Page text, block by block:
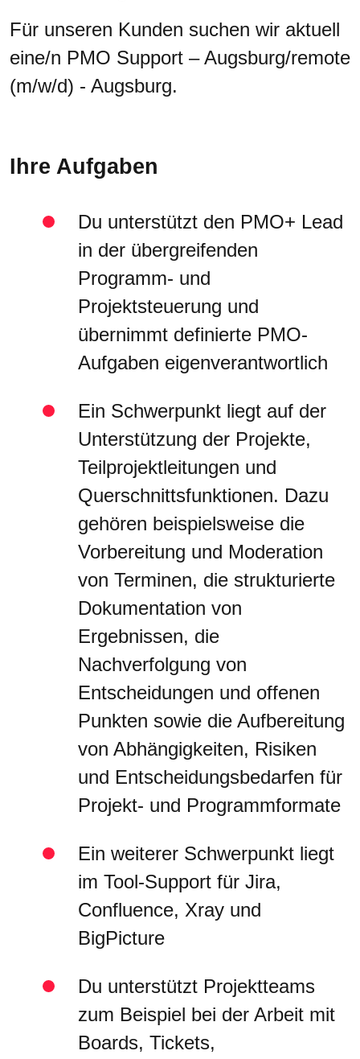
Für unseren Kunden suchen wir aktuell
eine/n PMO Support – Augsburg/remote
(m/w/d) - Augsburg.
Ihre Aufgaben
Du unterstützt den PMO+ Lead
in der übergreifenden
Programm- und
Projektsteuerung und
übernimmt definierte PMO-
Aufgaben eigenverantwortlich
Ein Schwerpunkt liegt auf der
Unterstützung der Projekte,
Teilprojektleitungen und
Querschnittsfunktionen. Dazu
gehören beispielsweise die
Vorbereitung und Moderation
von Terminen, die strukturierte
Dokumentation von
Ergebnissen, die
Nachverfolgung von
Entscheidungen und offenen
Punkten sowie die Aufbereitung
von Abhängigkeiten, Risiken
und Entscheidungsbedarfen für
Projekt- und Programmformate
Ein weiterer Schwerpunkt liegt
im Tool-Support für Jira,
Confluence, Xray und
BigPicture
Du unterstützt Projektteams
zum Beispiel bei der Arbeit mit
Boards, Tickets,